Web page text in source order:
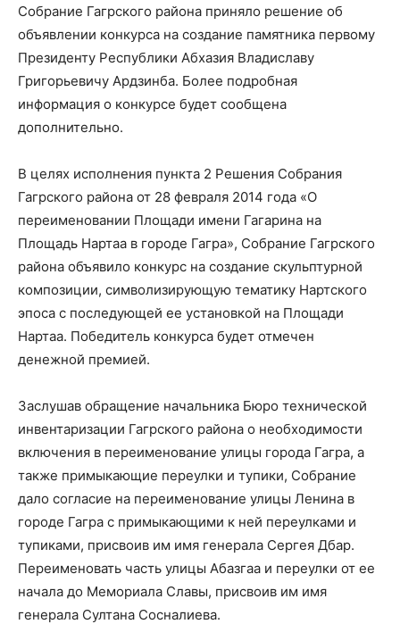
Собрание Гагрского района приняло решение об
объявлении конкурса на создание памятника первому
Президенту Республики Абхазия Владиславу
Григорьевичу Ардзинба. Более подробная
информация о конкурсе будет сообщена
дополнительно.
В целях исполнения пункта 2 Решения Собрания
Гагрского района от 28 февраля 2014 года «О
переименовании Площади имени Гагарина на
Площадь Нартаа в городе Гагра», Собрание Гагрского
района объявило конкурс на создание скульптурной
композиции, символизирующую тематику Нартского
эпоса с последующей ее установкой на Площади
Нартаа. Победитель конкурса будет отмечен
денежной премией.
Заслушав обращение начальника Бюро технической
инвентаризации Гагрского района о необходимости
включения в переименование улицы города Гагра, а
также примыкающие переулки и тупики, Собрание
дало согласие на переименование улицы Ленина в
городе Гагра с примыкающими к ней переулками и
тупиками, присвоив им имя генерала Сергея Дбар.
Переименовать часть улицы Абазгаа и переулки от ее
начала до Мемориала Славы, присвоив им имя
генерала Султана Сосналиева.